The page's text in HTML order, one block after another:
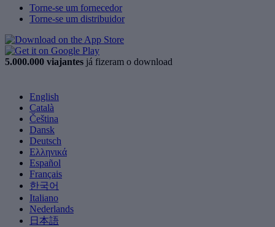
Torne-se um fornecedor
Torne-se um distribuidor
5.000.000 viajantes já fizeram o download
English
Català
Čeština
Dansk
Deutsch
Ελληνικά
Español
Français
한국어
Italiano
Nederlands
日本語